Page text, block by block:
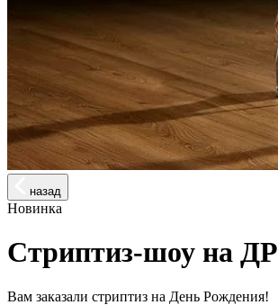
назад
Новинка
Стриптиз-шоу на ДР
Вам заказали стриптиз на День Рождения!